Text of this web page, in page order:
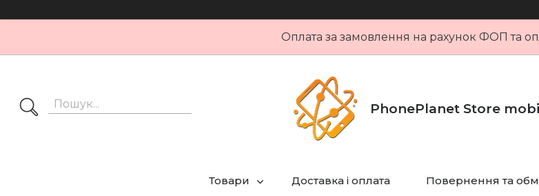
Оплата за замовлення на рахунок ФОП та
PhonePlanet Store
Товари Доставка і оплата Повернення та